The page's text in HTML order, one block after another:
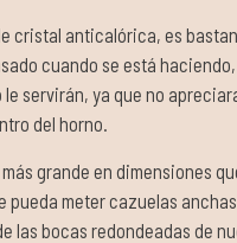
cristal anticalórica, es
cuando se está
le servirán, ya que no
del horno.
grande en dimensiones
pueda meter cazuelas
las bocas redondeadas de